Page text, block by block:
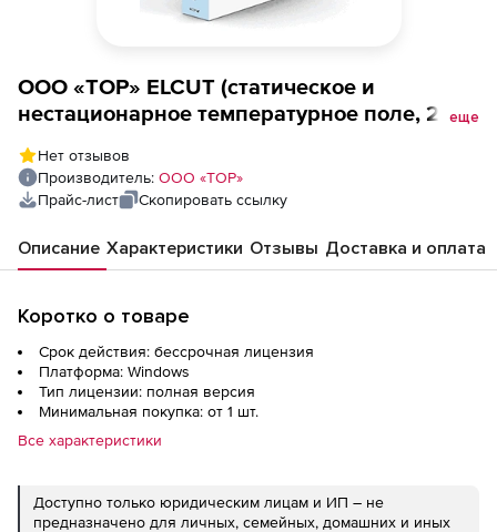
ООО «ТОР» ELCUT (статическое и
нестационарное температурное поле, 2d),еще
Нет отзывов
Производитель: ООО «ТОР»
Прайс-лист
Скопировать ссылку
Описание Характеристики Отзывы Доставка и оплата
Коротко о товаре
Срок действия: бессрочная лицензия
Платформа: Windows
Тип лицензии: полная версия
Минимальная покупка: от 1 шт.
Все характеристики
Доступно только юридическим лицам и ИП – не
предназначено для личных, семейных, домашних и иных